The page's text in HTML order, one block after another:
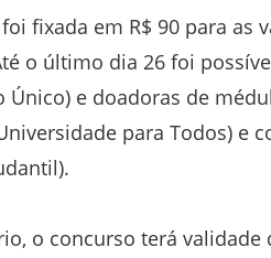
fixada em R$ 90 para as
o último dia 26 foi
Único) e doadoras de
para Todos) e
o concurso terá